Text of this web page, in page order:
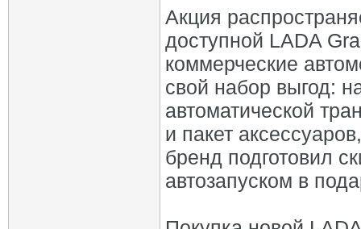
Акция
доступной LADA
коммерческие
свой набор выгод:
автоматической
и пакет
бренд подготовил
автозапуском в